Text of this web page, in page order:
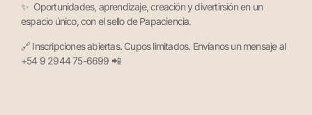
✨ Oportunidades, aprendizaje, creación y divertirsión en un
espacio único, con el sello de Papaciencia.
🔗 Inscripciones abiertas. Cupos limitados. Envíanos un mensaje al
+54 9 2944 75-6699 📲